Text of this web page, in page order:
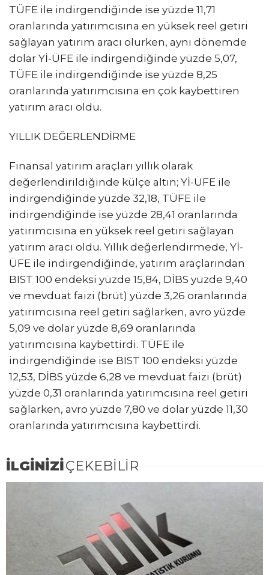
TÜFE ile indirgendiğinde ise yüzde 11,71
oranlarında yatırımcısına en yüksek reel getiri
sağlayan yatırım aracı olurken, aynı dönemde
dolar Yİ-ÜFE ile indirgendiğinde yüzde 5,07,
TÜFE ile indirgendiğinde ise yüzde 8,25
oranlarında yatırımcısına en çok kaybettiren
yatırım aracı oldu.
YILLIK DEĞERLENDİRME
Finansal yatırım araçları yıllık olarak
değerlendirildiğinde külçe altın; Yİ-ÜFE ile
indirgendiğinde yüzde 32,18, TÜFE ile
indirgendiğinde ise yüzde 28,41 oranlarında
yatırımcısına en yüksek reel getiri sağlayan
yatırım aracı oldu. Yıllık değerlendirmede, Yİ-
ÜFE ile indirgendiğinde, yatırım araçlarından
BIST 100 endeksi yüzde 15,84, DİBS yüzde 9,40
ve mevduat faizi (brüt) yüzde 3,26 oranlarında
yatırımcısına reel getiri sağlarken, avro yüzde
5,09 ve dolar yüzde 8,69 oranlarında
yatırımcısına kaybettirdi. TÜFE ile
indirgendiğinde ise BIST 100 endeksi yüzde
12,53, DİBS yüzde 6,28 ve mevduat faizi (brüt)
yüzde 0,31 oranlarında yatırımcısına reel getiri
sağlarken, avro yüzde 7,80 ve dolar yüzde 11,30
oranlarında yatırımcısına kaybettirdi.
İLGİNİZİÇEKEBİLİR